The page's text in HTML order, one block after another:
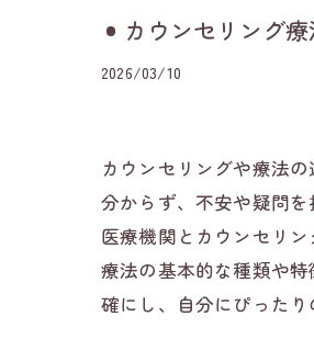
カウンセリング
2026/03/10
カウンセリングや療法
分からず、不安や疑問
医療機関とカウンセリ
療法の基本的な種類や
確にし、自分にぴった